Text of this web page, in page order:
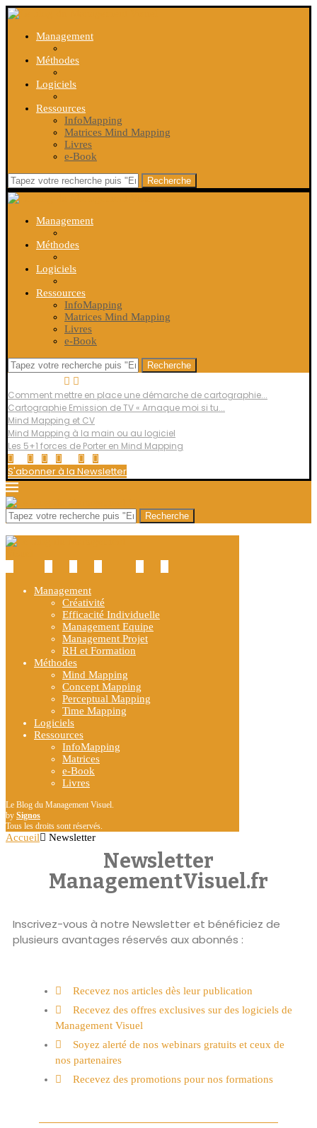
Management
Méthodes
Logiciels
Ressources
InfoMapping
Matrices Mind Mapping
Livres
e-Book
Recherche
Management
Méthodes
Logiciels
Ressources
InfoMapping
Matrices Mind Mapping
Livres
e-Book
Recherche
Comment mettre en place une démarche de cartographie...
Cartographie Emission de TV « Arnaque moi si tu...
Mind Mapping et CV
Mind Mapping à la main ou au logiciel
Les 5+1 forces de Porter en Mind Mapping
S'abonner à la Newsletter
Recherche
Management
Créativité
Efficacité Individuelle
Management Equipe
Management Projet
RH et Formation
Méthodes
Mind Mapping
Concept Mapping
Perceptual Mapping
Time Mapping
Logiciels
Ressources
InfoMapping
Matrices
e-Book
Livres
Le Blog du Management Visuel.
by Signos
Tous les droits sont réservés.
Accueil Newsletter
Newsletter
ManagementVisuel.fr
Inscrivez-vous à notre Newsletter et bénéficiez de
plusieurs avantages réservés aux abonnés :
Recevez nos articles dès leur publication
Recevez des offres exclusives sur des logiciels de
Management Visuel
Soyez alerté de nos webinars gratuits et ceux de
nos partenaires
Recevez des promotions pour nos formations